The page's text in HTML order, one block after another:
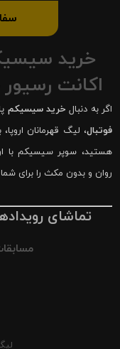
خرید
اکانت
اگر به دنبال خرید سیسیکم
فوتبال، لیگ قهرمانان
هستید، سوپر سیسیکم با
روان و بدون مکث را برای
تماشای